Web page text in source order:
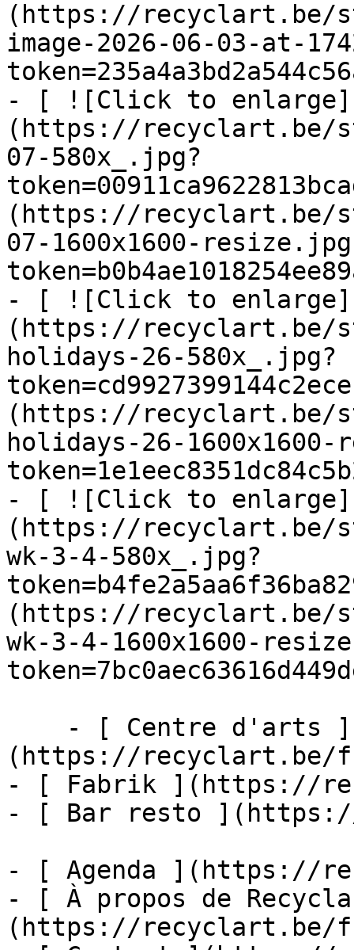
(https://recyclart.be/
image-2026-06-03-at-
- [ ![Click to enlarge]
(https://recyclart.be/
07-580x_.jpg?
(https://recyclart.be/
07-1600x1600-
- [ ![Click to enlarge]
(https://recyclart.be/
holidays-26-580x_.jpg?
(https://recyclart.be/
holidays-26-
- [ ![Click to enlarge]
(https://recyclart.be/
wk-3-4-580x_.jpg?
(https://recyclart.be/
wk-3-4-1600x1600-
(https://recyclart.be/
- [ Fabrik ](https://
- [ Bar resto
- [ Agenda ](https://
- [ À propos de
(https://recyclart.be/